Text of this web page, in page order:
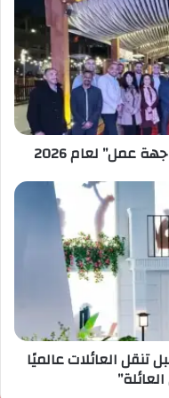
عمل” لعام 2026
العائلات عالميًا